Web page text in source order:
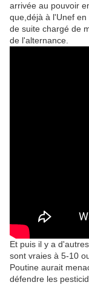
arrivée au pouvoir
que,déjà à l'Unef
de suite chargé de
de l'alternance.
Et puis il y a
sont vraies à 5-10
Poutine aurait
défendre les